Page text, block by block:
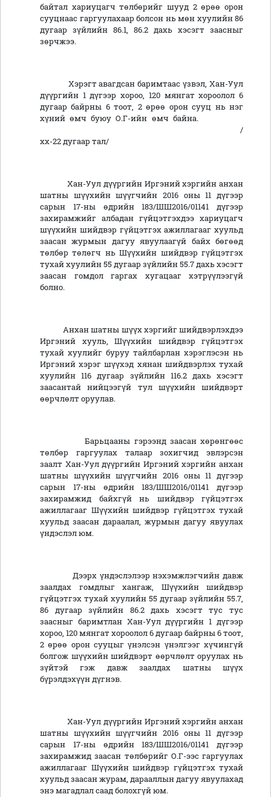
байтал хариуцагч төлбөрийг шууд 2 өрөө орон
сууцнаас гаргуулахаар болсон нь мөн хуулийн 86
дугаар зүйлийн 86.1, 86.2 дахь хэсэгт заасныг
зөрчжээ.
Хэрэгт авагдсан баримтаас үзвэл, Хан-Уул
дүүргийн 1 дүгээр хороо, 120 мянгат хороолол 6
дугаар байрны 6 тоот, 2 өрөө орон сууц нь нэг
хүний өмч буюу О.Г-ийн өмч байна.
/
хх-22 дугаар тал/
Хан-Уул дүүргийн Иргэний хэргийн анхан
шатны шүүхийн шүүгчийн 2016 оны 11 дүгээр
сарын 17-ны өдрийн 183/ШШ2016/01141 дүгээр
захирамжийг албадан гүйцэтгэхдээ хариуцагч
шүүхийн шийдвэр гүйцэтгэх ажиллагааг хуульд
заасан журмын дагуу явуулаагүй байх бөгөөд
төлбөр төлөгч нь Шүүхийн шийдвэр гүйцэтгэх
тухай хуулийн 55 дугаар зүйлийн 55.7 дахь хэсэгт
заасан гомдол гаргах хугацааг хэтрүүлээгүй
болно.
Анхан шатны шүүх хэргийг шийдвэрлэхдээ
Иргэний хууль, Шүүхийн шийдвэр гүйцэтгэх
тухай хуулийг буруу тайлбарлан хэрэглэсэн нь
Иргэний хэрэг шүүхэд хянан шийдвэрлэх тухай
хуулийн 116 дугаар зүйлийн 116.2 дахь хэсэгт
заасантай нийцээгүй тул шүүхийн шийдвэрт
өөрчлөлт оруулав.
Барьцааны гэрээнд заасан хөрөнгөөс
төлбөр гаргуулах талаар зохигчид эвлэрсэн
заалт Хан-Уул дүүргийн Иргэний хэргийн анхан
шатны шүүхийн шүүгчийн 2016 оны 11 дүгээр
сарын 17-ны өдрийн 183/ШШ2016/01141 дүгээр
захирамжид байхгүй нь шийдвэр гүйцэтгэх
ажиллагааг Шүүхийн шийдвэр гүйцэтгэх тухай
хуульд заасан дараалал, журмын дагуу явуулах
үндэслэл юм.
Дээрх үндэслэлээр нэхэмжлэгчийн давж
заалдах гомдлыг хангаж, Шүүхийн шийдвэр
гүйцэтгэх тухай хуулийн 55 дугаар зүйлийн 55.7,
86 дугаар зүйлийн 86.2 дахь хэсэгт тус тус
заасныг баримтлан Хан-Уул дүүргийн 1 дүгээр
хороо, 120 мянгат хороолол 6 дугаар байрны 6 тоот,
2 өрөө орон сууцыг үнэлсэн үнэлгээг хүчингүй
болгож шүүхийн шийдвэрт өөрчлөлт оруулах нь
зүйтэй гэж давж заалдах шатны шүүх
бүрэлдэхүүн дүгнэв.
Хан-Уул дүүргийн Иргэний хэргийн анхан
шатны шүүхийн шүүгчийн 2016 оны 11 дүгээр
сарын 17-ны өдрийн 183/ШШ2016/01141 дүгээр
захирамжид заасан төлбөрийг О.Г-ээс гаргуулах
ажиллагааг Шүүхийн шийдвэр гүйцэтгэх тухай
хуульд заасан журам, дарааллын дагуу явуулахад
энэ магадлал саад болохгүй юм.